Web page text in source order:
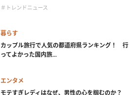
＃トレンドニュース
暮らす
カップル旅行で人気の都道府県ランキング！ 行
ってよかった国内旅...
エンタメ
モテすぎレディはなぜ、男性の心を掴むのか？